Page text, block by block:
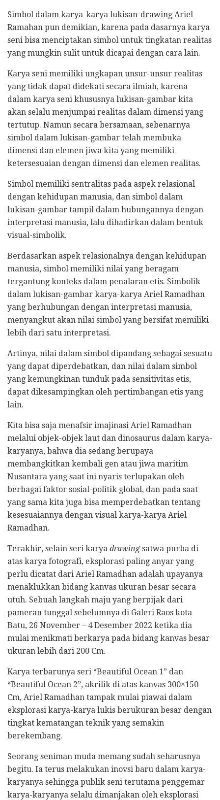
Simbol dalam karya-karya lukisan-drawing Ariel
Ramahan pun demikian, karena pada dasarnya karya
seni bisa menciptakan simbol untuk tingkatan realitas
yang mungkin sulit untuk dicapai dengan cara lain.
Karya seni memiliki ungkapan unsur-unsur realitas
yang tidak dapat didekati secara ilmiah, karena
dalam karya seni khususnya lukisan-gambar kita
akan selalu menjumpai realitas dalam dimensi yang
tertutup. Namun secara bersamaan, sebenarnya
simbol dalam lukisan-gambar telah membuka
dimensi dan elemen jiwa kita yang memiliki
ketersesuaian dengan dimensi dan elemen realitas.
Simbol memiliki sentralitas pada aspek relasional
dengan kehidupan manusia, dan simbol dalam
lukisan-gambar tampil dalam hubungannya dengan
interpretasi manusia, lalu dihadirkan dalam bentuk
visual-simbolik.
Berdasarkan aspek relasionalnya dengan kehidupan
manusia, simbol memiliki nilai yang beragam
tergantung konteks dalam penalaran etis. Simbolik
dalam lukisan-gambar karya-karya Ariel Ramadhan
yang berhubungan dengan interpretasi manusia,
menyangkut akan nilai simbol yang bersifat memiliki
lebih dari satu interpretasi.
Artinya, nilai dalam simbol dipandang sebagai sesuatu
yang dapat diperdebatkan, dan nilai dalam simbol
yang kemungkinan tunduk pada sensitivitas etis,
dapat dikesampingkan oleh pertimbangan etis yang
lain.
Kita bisa saja menafsir imajinasi Ariel Ramadhan
melalui objek-objek laut dan dinosaurus dalam karya-
karyanya, bahwa dia sedang berupaya
membangkitkan kembali gen atau jiwa maritim
Nusantara yang saat ini nyaris terlupakan oleh
berbagai faktor sosial-politik global, dan pada saat
yang sama kita juga bisa memperdebatkan tentang
kesesuaiannya dengan visual karya-karya Ariel
Ramadhan.
Terakhir, selain seri karya drawingsatwa purba di
atas karya fotografi, eksplorasi paling anyar yang
perlu dicatat dari Ariel Ramadhan adalah upayanya
menaklukkan bidang kanvas ukuran besar secara
utuh. Sebuah langkah maju yang berpijak dari
pameran tunggal sebelumnya di Galeri Raos kota
Batu, 26 November – 4 Desember 2022 ketika dia
mulai menikmati berkarya pada bidang kanvas besar
ukuran lebih dari 200 Cm.
Karya terbarunya seri “Beautiful Ocean 1” dan
“Beautiful Ocean 2”, akrilik di atas kanvas 300×150
Cm, Ariel Ramadhan tampak mulai piawai dalam
eksplorasi karya-karya lukis berukuran besar dengan
tingkat kematangan teknik yang semakin
berekembang.
Seorang seniman muda memang sudah seharusnya
begitu. Ia terus melakukan inovsi baru dalam karya-
karyanya sehingga publik seni terutama penggemar
karya-karyanya selalu dimanjakan oleh eksplorasi